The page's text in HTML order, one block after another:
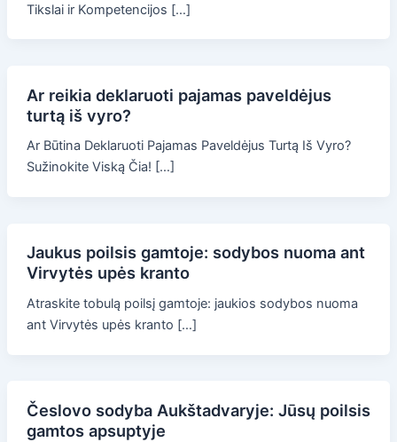
Tikslai ir Kompetencijos […]
Ar reikia deklaruoti pajamas paveldėjus
turtą iš vyro?
Ar Būtina Deklaruoti Pajamas Paveldėjus Turtą Iš Vyro?
Sužinokite Viską Čia! […]
Jaukus poilsis gamtoje: sodybos nuoma ant
Virvytės upės kranto
Atraskite tobulą poilsį gamtoje: jaukios sodybos nuoma
ant Virvytės upės kranto […]
Česlovo sodyba Aukštadvaryje: Jūsų poilsis
gamtos apsuptyje